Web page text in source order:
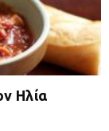
Ηλία